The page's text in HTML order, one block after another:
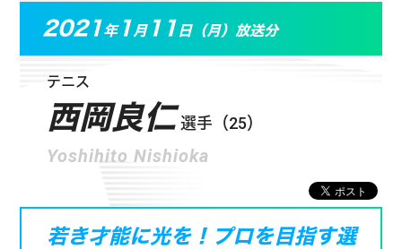
2021年1月11 日（月）放送分
テニス
西岡良仁 選手（25）
Yoshihito Nishioka
若き才能に光を！プロを目指す選